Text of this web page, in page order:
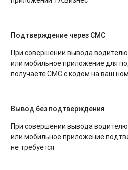
Подтверждение через СМС
При совершении вывода
или мобильное приложение для
получаете СМС с кодом на ваш
Вывод без подтверждения
При совершении вывода
или мобильное приложение
не требуется